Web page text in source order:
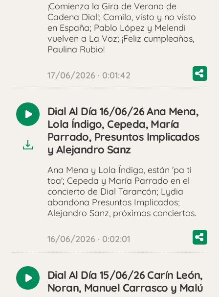
¡Comienza la Gira de Verano de
Cadena Dial!; Camilo, visto y no visto
en España; Pablo López y Melendi
vuelven a La Voz; ¡Feliz cumpleaños,
Paulina Rubio!
17/06/2026 · 0:01:42
Reproducir
audio
Dial Al Día 16/06/26 Ana Mena,
Lola Índigo, Cepeda, María
Parrado, Presuntos Implicados
y Alejandro Sanz
Ana Mena y Lola Índigo, están 'pa ti
toa'; Cepeda y María Parrado en el
concierto de Dial Tarancón; Lydia
abandona Presuntos Implicados;
Alejandro Sanz, próximos conciertos.
16/06/2026 · 0:02:01
Reproducir
audio
Dial Al Día 15/06/26 Carín León,
Noran, Manuel Carrasco y Malú